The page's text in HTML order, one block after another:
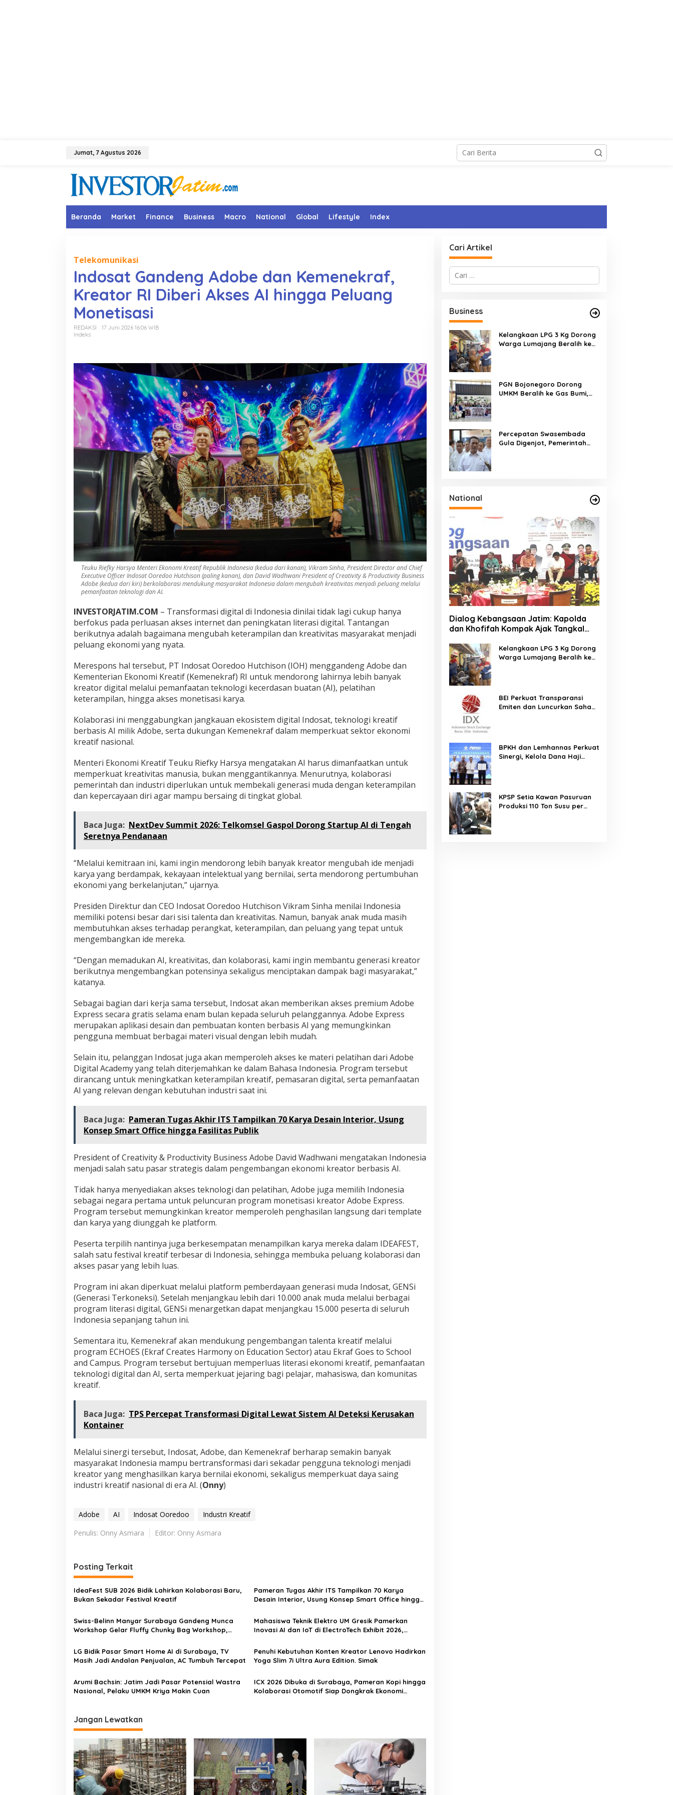
Jumat, 7 Agustus 2026
Beranda Market Finance Business Macro National Global Lifestyle Index
Telekomunikasi
Indosat Gandeng Adobe dan Kemenekraf,
Kreator RI Diberi Akses AI hingga Peluang
Monetisasi
REDAKSI
17 Juni 2026 16:06 WIB
Indeks
Teuku Riefky Harsya Menteri Ekonomi Kreatif Republik Indonesia (kedua dari kanan), Vikram Sinha, President Director and Chief
Executive Officer Indosat Ooredoo Hutchison (paling kanan), dan David Wadhwani President of Creativity & Productivity Business
Adobe (kedua dari kiri) berkolaborasi mendukung masyarakat Indonesia dalam mengubah kreativitas menjadi peluang melalui
pemanfaatan teknologi dan AI.
INVESTORJATIM.COM – Transformasi digital di Indonesia dinilai tidak lagi cukup hanya
berfokus pada perluasan akses internet dan peningkatan literasi digital. Tantangan
berikutnya adalah bagaimana mengubah keterampilan dan kreativitas masyarakat menjadi
peluang ekonomi yang nyata.
Merespons hal tersebut, PT Indosat Ooredoo Hutchison (IOH) menggandeng Adobe dan
Kementerian Ekonomi Kreatif (Kemenekraf) RI untuk mendorong lahirnya lebih banyak
kreator digital melalui pemanfaatan teknologi kecerdasan buatan (AI), pelatihan
keterampilan, hingga akses monetisasi karya.
Kolaborasi ini menggabungkan jangkauan ekosistem digital Indosat, teknologi kreatif
berbasis AI milik Adobe, serta dukungan Kemenekraf dalam memperkuat sektor ekonomi
kreatif nasional.
Menteri Ekonomi Kreatif Teuku Riefky Harsya mengatakan AI harus dimanfaatkan untuk
memperkuat kreativitas manusia, bukan menggantikannya. Menurutnya, kolaborasi
pemerintah dan industri diperlukan untuk membekali generasi muda dengan keterampilan
dan kepercayaan diri agar mampu bersaing di tingkat global.
Baca Juga: NextDev Summit 2026: Telkomsel Gaspol Dorong Startup AI di Tengah
Seretnya Pendanaan
“Melalui kemitraan ini, kami ingin mendorong lebih banyak kreator mengubah ide menjadi
karya yang berdampak, kekayaan intelektual yang bernilai, serta mendorong pertumbuhan
ekonomi yang berkelanjutan,” ujarnya.
Presiden Direktur dan CEO Indosat Ooredoo Hutchison Vikram Sinha menilai Indonesia
memiliki potensi besar dari sisi talenta dan kreativitas. Namun, banyak anak muda masih
membutuhkan akses terhadap perangkat, keterampilan, dan peluang yang tepat untuk
mengembangkan ide mereka.
“Dengan memadukan AI, kreativitas, dan kolaborasi, kami ingin membantu generasi kreator
berikutnya mengembangkan potensinya sekaligus menciptakan dampak bagi masyarakat,”
katanya.
Sebagai bagian dari kerja sama tersebut, Indosat akan memberikan akses premium Adobe
Express secara gratis selama enam bulan kepada seluruh pelanggannya. Adobe Express
merupakan aplikasi desain dan pembuatan konten berbasis AI yang memungkinkan
pengguna membuat berbagai materi visual dengan lebih mudah.
Selain itu, pelanggan Indosat juga akan memperoleh akses ke materi pelatihan dari Adobe
Digital Academy yang telah diterjemahkan ke dalam Bahasa Indonesia. Program tersebut
dirancang untuk meningkatkan keterampilan kreatif, pemasaran digital, serta pemanfaatan
AI yang relevan dengan kebutuhan industri saat ini.
Baca Juga: Pameran Tugas Akhir ITS Tampilkan 70 Karya Desain Interior, Usung
Konsep Smart Office hingga Fasilitas Publik
President of Creativity & Productivity Business Adobe David Wadhwani mengatakan Indonesia
menjadi salah satu pasar strategis dalam pengembangan ekonomi kreator berbasis AI.
Tidak hanya menyediakan akses teknologi dan pelatihan, Adobe juga memilih Indonesia
sebagai negara pertama untuk peluncuran program monetisasi kreator Adobe Express.
Program tersebut memungkinkan kreator memperoleh penghasilan langsung dari template
dan karya yang diunggah ke platform.
Peserta terpilih nantinya juga berkesempatan menampilkan karya mereka dalam IDEAFEST,
salah satu festival kreatif terbesar di Indonesia, sehingga membuka peluang kolaborasi dan
akses pasar yang lebih luas.
Program ini akan diperkuat melalui platform pemberdayaan generasi muda Indosat, GENSi
(Generasi Terkoneksi). Setelah menjangkau lebih dari 10.000 anak muda melalui berbagai
program literasi digital, GENSi menargetkan dapat menjangkau 15.000 peserta di seluruh
Indonesia sepanjang tahun ini.
Sementara itu, Kemenekraf akan mendukung pengembangan talenta kreatif melalui
program ECHOES (Ekraf Creates Harmony on Education Sector) atau Ekraf Goes to School
and Campus. Program tersebut bertujuan memperluas literasi ekonomi kreatif, pemanfaatan
teknologi digital dan AI, serta memperkuat jejaring bagi pelajar, mahasiswa, dan komunitas
kreatif.
Baca Juga: TPS Percepat Transformasi Digital Lewat Sistem AI Deteksi Kerusakan
Kontainer
Melalui sinergi tersebut, Indosat, Adobe, dan Kemenekraf berharap semakin banyak
masyarakat Indonesia mampu bertransformasi dari sekadar pengguna teknologi menjadi
kreator yang menghasilkan karya bernilai ekonomi, sekaligus memperkuat daya saing
industri kreatif nasional di era AI. (Onny)
Adobe AI Indosat Ooredoo
Industri Kreatif
Penulis: Onny Asmara
Editor: Onny Asmara
Posting Terkait
IdeaFest SUB 2026 Bidik Lahirkan Kolaborasi Baru,
Bukan Sekadar Festival Kreatif
Pameran Tugas Akhir ITS Tampilkan 70 Karya
Desain Interior, Usung Konsep Smart Office hingga
Swiss-Belinn Manyar Surabaya Gandeng Munca
Workshop Gelar Fluffy Chunky Bag Workshop,
Mahasiswa Teknik Elektro UM Gresik Pamerkan
Inovasi AI dan IoT di ElectroTech Exhibit 2026,
LG Bidik Pasar Smart Home AI di Surabaya, TV
Masih Jadi Andalan Penjualan, AC Tumbuh Tercepat
Penuhi Kebutuhan Konten Kreator Lenovo Hadirkan
Yoga Slim 7i Ultra Aura Edition. Simak
Arumi Bachsin: Jatim Jadi Pasar Potensial Wastra
Nasional, Pelaku UMKM Kriya Makin Cuan
ICX 2026 Dibuka di Surabaya, Pameran Kopi hingga
Kolaborasi Otomotif Siap Dongkrak Ekonomi
Jangan Lewatkan
Cari Artikel
C
u
n
t
u
k
:
Business
Kelangkaan LPG 3 Kg Dorong
Warga Lumajang Beralih ke
PGN Bojonegoro Dorong
UMKM Beralih ke Gas Bumi,
Percepatan Swasembada
Gula Digenjot, Pemerintah
National
Dialog Kebangsaan Jatim: Kapolda
dan Khofifah Kompak Ajak Tangkal
Kelangkaan LPG 3 Kg Dorong
Warga Lumajang Beralih ke
BEI Perkuat Transparansi
Emiten dan Luncurkan Saham
BPKH dan Lemhannas Perkuat
Sinergi, Kelola Dana Haji
KPSP Setia Kawan Pasuruan
Produksi 110 Ton Susu per